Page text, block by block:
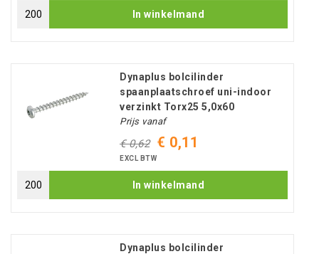
In winkelmand
Dynaplus bolcilinder
spaanplaatschroef uni-indoor
verzinkt Torx25 5,0x60
Prijs vanaf
€ 0,62 € 0,11
EXCL BTW
In winkelmand
Dynaplus bolcilinder